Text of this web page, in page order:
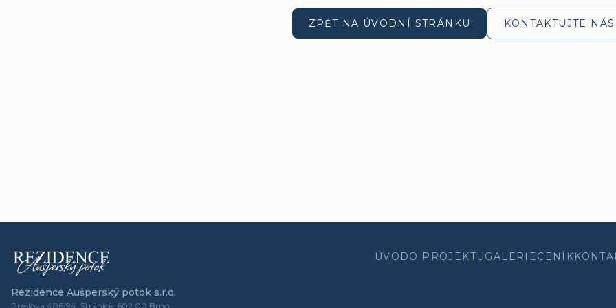
ZPĚT NA ÚVODNÍ STRÁNKU KONTAKTUJTE NÁS
Rezidence Aušperský potok s.r.o.
Preslova 406/94, Stránice, 602 00 Brno
ÚVODO PROJEKTUGALERIECENÍK